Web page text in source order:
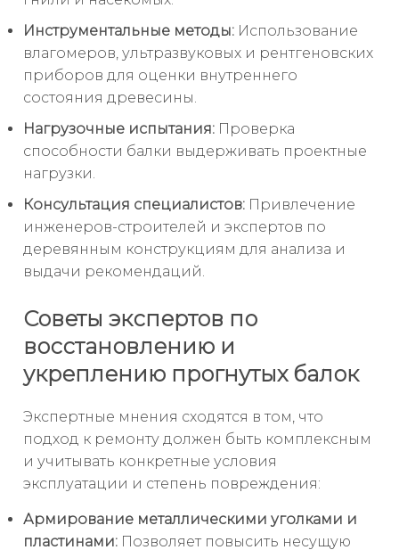
Инструментальные методы: Использование
влагомеров, ультразвуковых и рентгеновских
приборов для оценки внутреннего
состояния древесины.
Нагрузочные испытания: Проверка
способности балки выдерживать проектные
нагрузки.
Консультация специалистов: Привлечение
инженеров-строителей и экспертов по
деревянным конструкциям для анализа и
выдачи рекомендаций.
Советы экспертов по
восстановлению и
укреплению прогнутых балок
Экспертные мнения сходятся в том, что
подход к ремонту должен быть комплексным
и учитывать конкретные условия
эксплуатации и степень повреждения:
Армирование металлическими уголками и
пластинами: Позволяет повысить несущую